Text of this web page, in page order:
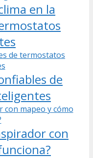
en la
de
con